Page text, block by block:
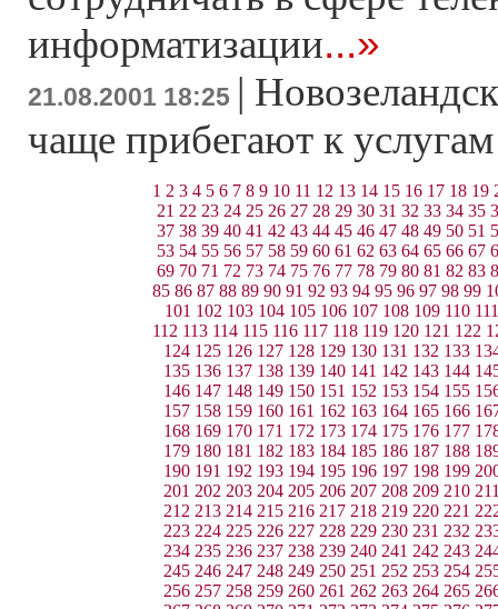
информатизации...»
21.08.2001 18:25 |
чаще прибегают к
1 2 3 4 5 6 7 8 9 10 11 12 13 14 15 16 17 18 19
21 22 23 24 25 26 27 28 29 30 31 32 33 34 35
37 38 39 40 41 42 43 44 45 46 47 48 49 50 51
53 54 55 56 57 58 59 60 61 62 63 64 65 66 67
69 70 71 72 73 74 75 76 77 78 79 80 81 82 83
85 86 87 88 89 90 91 92 93 94 95 96 97 98 99
101 102 103 104 105 106 107 108 109 110 111
112 113 114 115 116 117 118 119 120 121 122
124 125 126 127 128 129 130 131 132 133
135 136 137 138 139 140 141 142 143 144
146 147 148 149 150 151 152 153 154 155
157 158 159 160 161 162 163 164 165 166
168 169 170 171 172 173 174 175 176 177
179 180 181 182 183 184 185 186 187 188
190 191 192 193 194 195 196 197 198 199
201 202 203 204 205 206 207 208 209 210
212 213 214 215 216 217 218 219 220 221
223 224 225 226 227 228 229 230 231 232
234 235 236 237 238 239 240 241 242 243
245 246 247 248 249 250 251 252 253 254
256 257 258 259 260 261 262 263 264 265